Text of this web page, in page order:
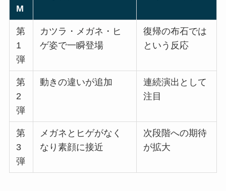
M
第
1
弾
カツラ・メガネ・ヒ
ゲ姿で一瞬登場
復帰の布石では
という反応
第
2
弾
動きの違いが追加
連続演出として
注目
第
3
弾
メガネとヒゲがなく
なり素顔に接近
次段階への期待
が拡大